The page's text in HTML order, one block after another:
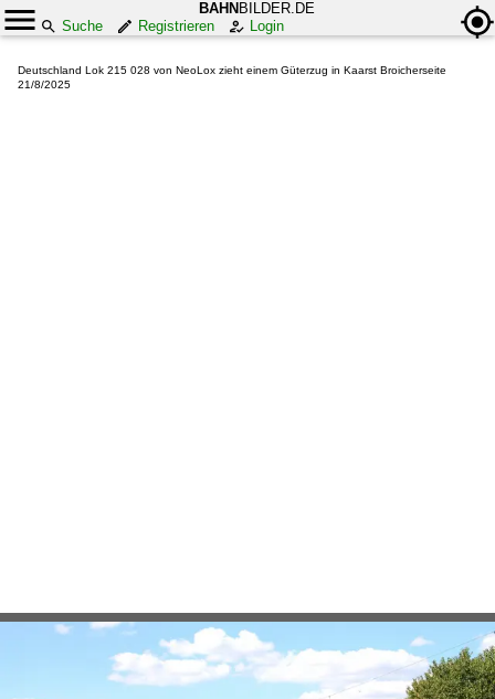
BAHN BILDER.DE
Suche
Registrieren Login
Deutschland Lok 215 028 von NeoLox zieht einem Güterzug in Kaarst Broicherseite
21/8/2025